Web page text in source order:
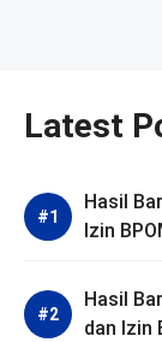
Latest
Hasil
Izin
Hasil
dan Izin